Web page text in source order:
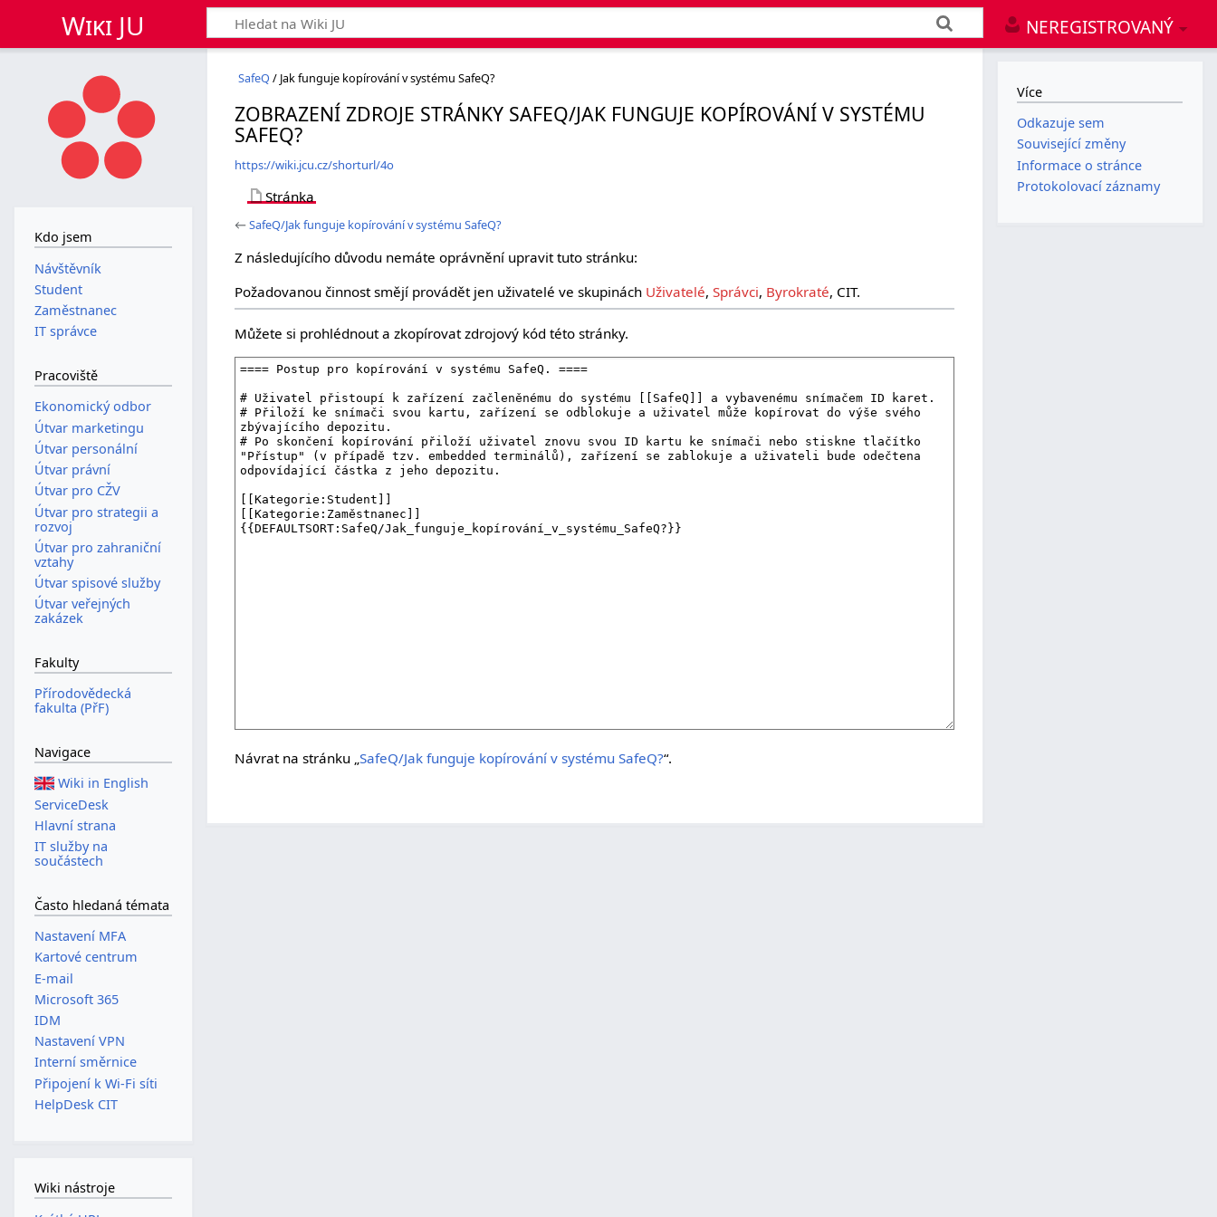
NEREGISTROVANÝ
Wiki JU
SafeQ / Jak funguje kopírování v systému SafeQ?
ZOBRAZENÍ ZDROJE STRÁNKY SAFEQ/JAK FUNGUJE KOPÍROVÁNÍ V SYSTÉMU
SAFEQ?
https://wiki.jcu.cz/shorturl/4o
Stránka
←SafeQ/Jak funguje kopírování v systému SafeQ?
Z následujícího důvodu nemáte oprávnění upravit tuto stránku:
Požadovanou činnost smějí provádět jen uživatelé ve skupinách Uživatelé,Správci, Byrokraté, CIT.
Můžete si prohlédnout a zkopírovat zdrojový kód této stránky.
Návrat na stránku „SafeQ/Jak funguje kopírování v systému SafeQ?“.
Kdo jsem
Návštěvník
Student
Zaměstnanec
IT správce
Pracoviště
Ekonomický odbor
Útvar marketingu
Útvar personální
Útvar právní
Útvar pro CŽV
Útvar pro strategii a
rozvoj
Útvar pro zahraniční
vztahy
Útvar spisové služby
Útvar veřejných
zakázek
Fakulty
Přírodovědecká
fakulta (PřF)
Navigace
Wiki in English
ServiceDesk
Hlavní strana
IT služby na
součástech
Často hledaná témata
Nastavení MFA
Kartové centrum
E-mail
Microsoft 365
IDM
Nastavení VPN
Interní směrnice
Připojení k Wi-Fi síti
HelpDesk CIT
Wiki nástroje
Více
Odkazuje sem
Související změny
Informace o stránce
Protokolovací záznamy